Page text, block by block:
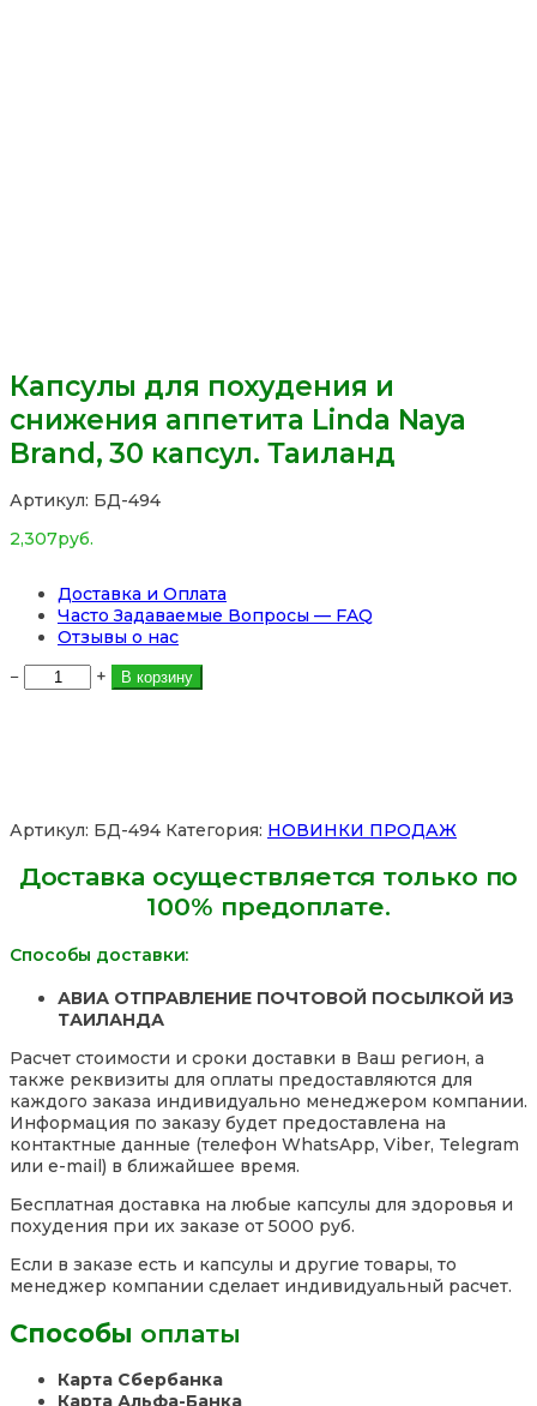
Капсулы для похудения и
снижения аппетита Linda Naya
Brand, 30 капсул. Таиланд
Артикул: БД-494
2,307руб.
Доставка и Оплата
Часто Задаваемые Вопросы — FAQ
Отзывы о нас
−
Количество
товара
аппетита
Linda
Naya
Brand,
Таиланд
+ В корзину
Артикул: БД-494 Категория: НОВИНКИ ПРОДАЖ
Доставка осуществляется только по
100% предоплате.
Способы доставки:
АВИА ОТПРАВЛЕНИЕ ПОЧТОВОЙ ПОСЫЛКОЙ ИЗ
ТАИЛАНДА
Расчет стоимости и сроки доставки в Ваш регион, а
также реквизиты для оплаты предоставляются для
каждого заказа индивидуально менеджером компании.
Информация по заказу будет предоставлена на
контактные данные (телефон WhatsApp, Viber, Telegram
или e-mail) в ближайшее время.
Бесплатная доставка на любые капсулы для здоровья и
похудения при их заказе от 5000 руб.
Если в заказе есть и капсулы и другие товары, то
менеджер компании сделает индивидуальный расчет.
Способы оплаты
Карта Сбербанка
Карта Альфа-Банка